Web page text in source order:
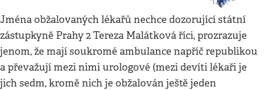
Jména obžalovaných lékařů nechce dozorující státní
zástupkyně Prahy 2 Tereza Malátková říci, prozrazuje
jenom, že mají soukromé ambulance napříč republikou
a převažují mezi nimi urologové (mezi devíti lékaři je
jich sedm, kromě nich je obžalován ještě jeden